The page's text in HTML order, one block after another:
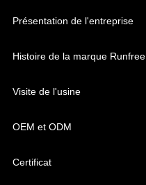
Présentation de l'entreprise
Histoire de la marque Runfree
Visite de l'usine
OEM et ODM
Certificat